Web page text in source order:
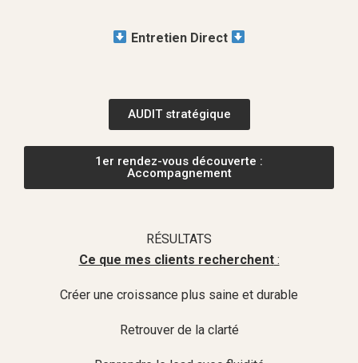
Entretien Direct
AUDIT stratégique
1er rendez-vous découverte :
Accompagnement
RÉSULTATS
Ce que mes clients recherchent:
Créer une croissance plus saine et durable
Retrouver de la clarté